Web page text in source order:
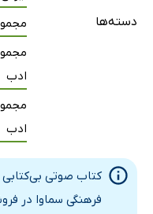
قسمت شانزده
قسمت بیست
قسمت بیست‌ویک
دسته‌ها
ادب
ادب
کتاب صوتی بی‌کتابی
فرهنگی سماوا در